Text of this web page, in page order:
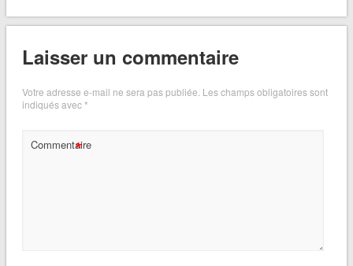
Laisser un commentaire
Votre adresse e-mail ne sera pas publiée. Les champs obligatoires sont
indiqués avec*
Commentaire
*